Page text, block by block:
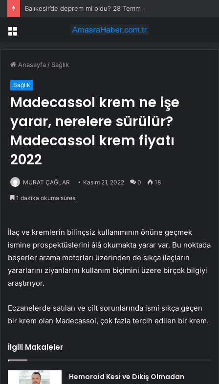
Menü
Anasayfa / Sağlık
Sağlık
Madecassol krem ne işe
yarar, nerelere sürülür?
Madecassol krem fiyatı
2022
MURAT ÇAĞLAR Kasım 21, 2022 0 18
1 dakika okuma süresi
İlaç ve kremlerin bilinçsiz kullanımının önüne geçmek
ismine prospektüslerini âlâ okumakta yarar var. Bu noktada
beşerler arama motorları üzerinden de sıkça ilaçların
yararlarını ziyanlarını kullanım biçimini üzere birçok bilgiyi
araştırıyor.
Eczanelerde satılan ve cilt sorunlarında ismi sıkça geçen
bir krem olan Madecassol, çok fazla tercih edilen bir krem.
İlgili Makaleler
Hemoroid Kesi ve Dikiş Olmadan